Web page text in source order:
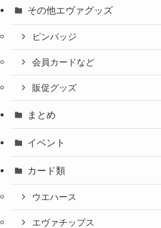
その他エヴァグッズ
ピンバッジ
会員カードなど
販促グッズ
まとめ
イベント
カード類
ウエハース
エヴァチップス